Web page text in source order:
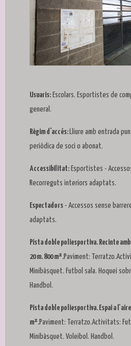
Usuaris: Escolars. Esportistes de
general.
Règim d’accés: Lliure amb entrada
periòdica de soci o abonat.
Accessibilitat: Esportistes -
Recorreguts interiors adaptats.
Espectadors - Accessos sense
adaptats.
Pista doble poliesportiva. Recinte
20 m. 800 m².Paviment:
Minibàsquet. Futbol sala. Hoquei
Handbol.
Pista doble poliesportiva. Espai a l'aire
m².Paviment: Terratzo.Activitats:
Minibàsquet. Voleibol. Handbol.